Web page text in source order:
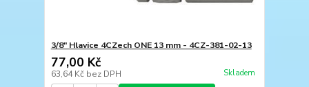
3/8" Hlavice 4CZech ONE 13 mm - 4CZ-381-02-13
77,00 Kč
63,64 Kč bez DPH Skladem